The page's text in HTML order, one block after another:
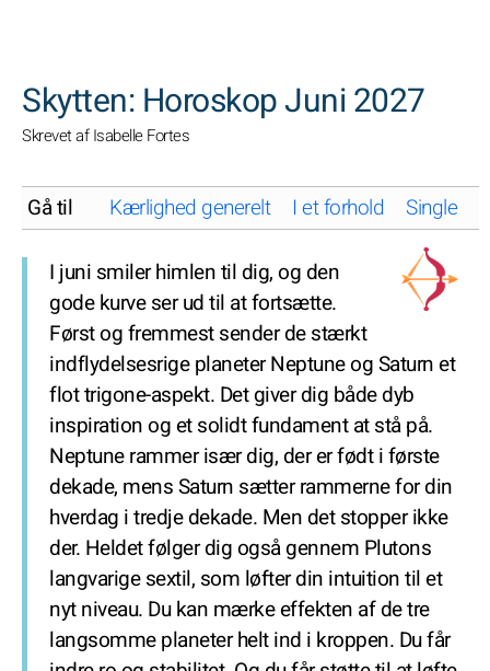
Skytten: Horoskop Juni 2027
Skrevet af Isabelle Fortes
Gå til Kærlighed generelt I et forhold Single
I juni smiler himlen til dig, og den
gode kurve ser ud til at fortsætte.
Først og fremmest sender de stærkt
indflydelsesrige planeter Neptune og Saturn et
flot trigone-aspekt. Det giver dig både dyb
inspiration og et solidt fundament at stå på.
Neptune rammer især dig, der er født i første
dekade, mens Saturn sætter rammerne for din
hverdag i tredje dekade. Men det stopper ikke
der. Heldet følger dig også gennem Plutons
langvarige sextil, som løfter din intuition til et
nyt niveau. Du kan mærke effekten af de tre
langsomme planeter helt ind i kroppen. Du får